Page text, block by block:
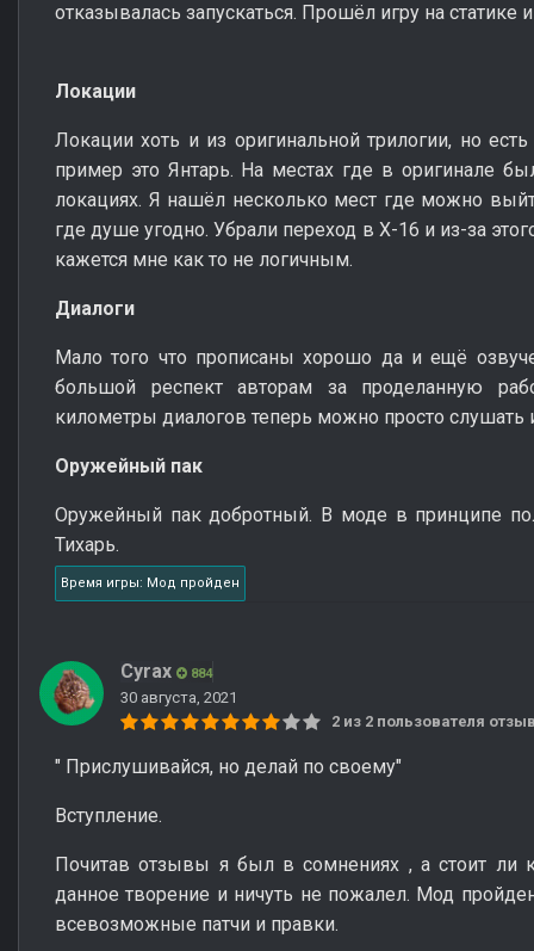
отказывалась запускаться. Прошёл игру на
Локации
Локации хоть и из оригинальной трилогии, но
пример это Янтарь. На местах где в оригинале
локациях. Я нашёл несколько мест где можно
где душе угодно. Убрали переход в Х-16 и из-за
кажется мне как то не логичным.
Диалоги
Мало того что прописаны хорошо да и ещё
большой респект авторам за проделанную
километры диалогов теперь можно просто слушать
Оружейный пак
Оружейный пак добротный. В моде в принципе
Тихарь.
Время игры: Мод пройден
Cyrax 884
30 августа, 2021
2 из 2 пользователя
" Прислушивайся, но делай по своему"
Вступление.
Почитав отзывы я был в сомнениях , а стоит ли
данное творение и ничуть не пожалел. Мод
всевозможные патчи и правки.